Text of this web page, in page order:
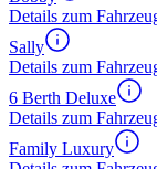
Details zum
Sally
Details zum
6 Berth Deluxe
Details zum
Family Luxury